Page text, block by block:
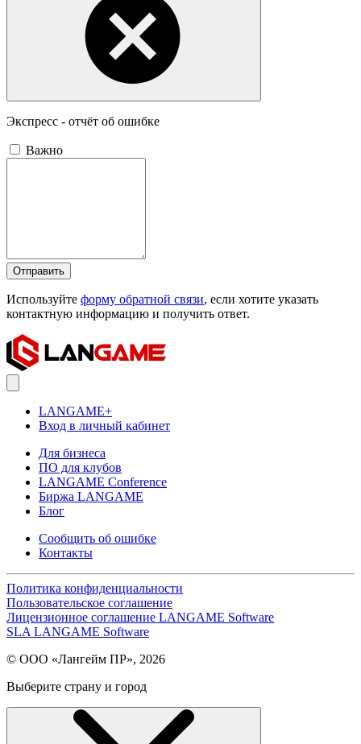
Экспресс - отчёт об ошибке
Важно
Отправить
Используйте форму обратной связи, если хотите указать
контактную информацию и получить ответ.
LANGAME+
Вход в личный кабинет
Для бизнеса
ПО для клубов
LANGAME Conference
Биржа LANGAME
Блог
Сообщить об ошибке
Контакты
Политика конфиденциальности
Пользовательское соглашение
Лицензионное соглашение LANGAME Software
SLA LANGAME Software
© ООО «Лангейм ПР», 2026
Выберите страну и город